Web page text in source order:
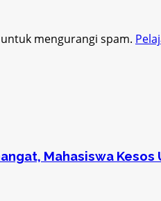
mengurangi spam.
Mahasiswa